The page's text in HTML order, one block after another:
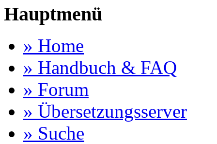
Hauptmenü
» Home
» Handbuch & FAQ
» Forum
» Übersetzungsserver
» Suche